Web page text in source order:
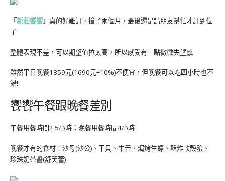
「新莊饗饗」 真的好難訂，搶了兩個月，最後還是請朋友幫忙才訂到位
子
整體表現不差，可以期望值拉太高，所以感受有一點微微失望感
雖然平日晚餐1859元(1690元+10%)不便宜，但晚餐可以吃四小時也不
錯!!
饗饗午餐跟晚餐差別
午餐用餐時間2.5小時；晚餐用餐時間4小時
晚餐才有的食材：沙母(沙公)、干貝、牛舌、焗烤生蠔、酥炸軟殼蟹、
珍珠奶茶醬(舒芙蕾)